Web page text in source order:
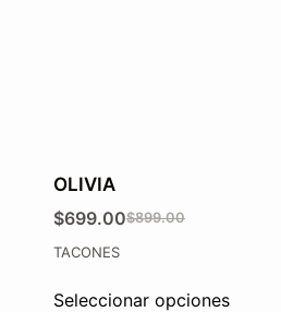
OLIVIA
$899.00
$699.00
TACONES
Seleccionar opciones